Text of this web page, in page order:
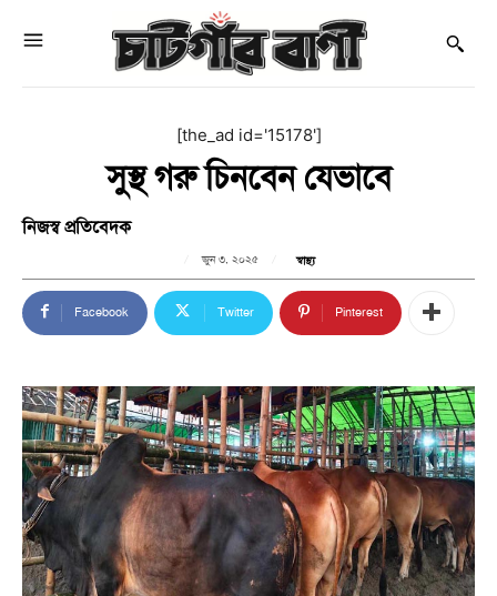
[the_ad id='15178']
সুস্থ গরু চিনবেন যেভাবে
নিজস্ব প্রতিবেদক
জুন ৩, ২০২৫ স্বাস্থ্য
Facebook Twitter Pinterest